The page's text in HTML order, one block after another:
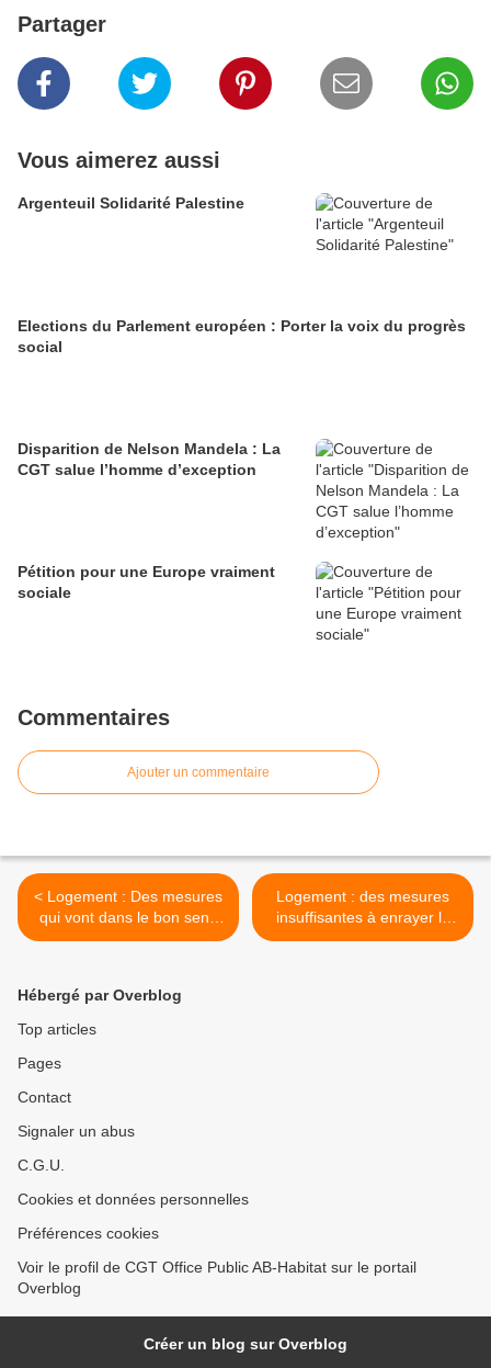
Partager
Vous aimerez aussi
Argenteuil Solidarité Palestine
Elections du Parlement européen : Porter la voix du progrès
social
Disparition de Nelson Mandela : La
CGT salue l’homme d’exception
Pétition pour une Europe vraiment
sociale
Commentaires
Ajouter un commentaire
< Logement : Des mesures
qui vont dans le bon sens
mais insuffisantes à enrayer
Logement : des mesures
insuffisantes à enrayer la
crise >
Hébergé par Overblog
Top articles
Pages
Contact
Signaler un abus
C.G.U.
Cookies et données personnelles
Préférences cookies
Voir le profil de CGT Office Public AB-Habitat sur le portail
Overblog
Créer un blog sur Overblog